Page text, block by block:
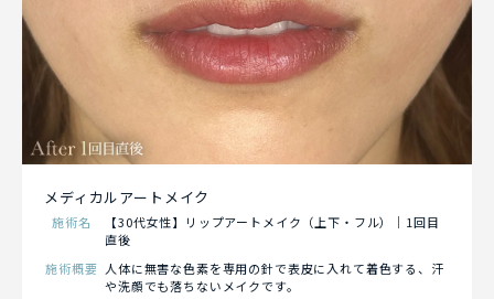
メディカルアートメイク
施術名
【30代女性】リップアートメイク（上下・フル）｜1回目
直後
施術概要 人体に無害な色素を専用の針で表皮に入れて着色する、汗
や洗顔でも落ちないメイクです。